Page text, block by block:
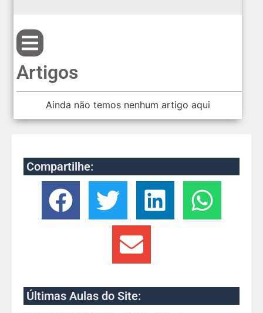
Artigos
Ainda não temos nenhum artigo aqui
Compartilhe:
Últimas Aulas do Site: